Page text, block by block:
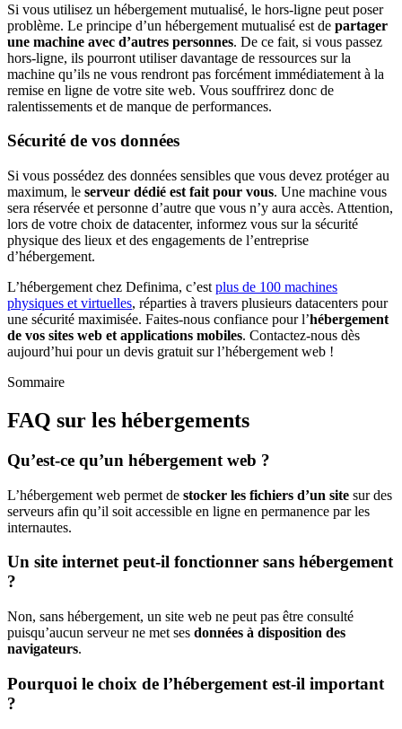
Si vous utilisez un hébergement mutualisé, le hors-ligne peut poser
problème. Le principe d’un hébergement mutualisé est de partager
une machine avec d’autres personnes. De ce fait, si vous passez
hors-ligne, ils pourront utiliser davantage de ressources sur la
machine qu’ils ne vous rendront pas forcément immédiatement à la
remise en ligne de votre site web. Vous souffrirez donc de
ralentissements et de manque de performances.
Sécurité de vos données
Si vous possédez des données sensibles que vous devez protéger au
maximum, le serveur dédié est fait pour vous. Une machine vous
sera réservée et personne d’autre que vous n’y aura accès. Attention,
lors de votre choix de datacenter, informez vous sur la sécurité
physique des lieux et des engagements de l’entreprise
d’hébergement.
L’hébergement chez Definima, c’est plus de 100 machines
physiques et virtuelles, réparties à travers plusieurs datacenters pour
une sécurité maximisée. Faites-nous confiance pour l’hébergement
de vos sites web et applications mobiles. Contactez-nous dès
aujourd’hui pour un devis gratuit sur l’hébergement web !
Sommaire
FAQ sur les hébergements
Qu’est-ce qu’un hébergement web ?
L’hébergement web permet de stocker les fichiers d’un site sur des
serveurs afin qu’il soit accessible en ligne en permanence par les
internautes.
Un site internet peut-il fonctionner sans hébergement
?
Non, sans hébergement, un site web ne peut pas être consulté
puisqu’aucun serveur ne met ses données à disposition des
navigateurs.
Pourquoi le choix de l’hébergement est-il important
?